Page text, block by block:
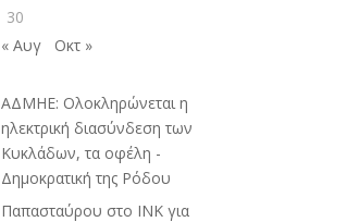
30
« Αυγ
Οκτ »
ΑΔΜΗΕ: Ολοκληρώνεται η
ηλεκτρική διασύνδεση των
Κυκλάδων, τα οφέλη -
Δημοκρατική της Ρόδου
Παπασταύρου στο INK για